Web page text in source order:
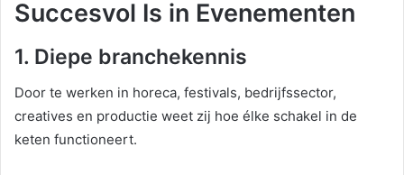
Succesvol Is in Evenementen
1. Diepe branchekennis
Door te werken in horeca, festivals, bedrijfssector,
creatives en productie weet zij hoe élke schakel in de
keten functioneert.